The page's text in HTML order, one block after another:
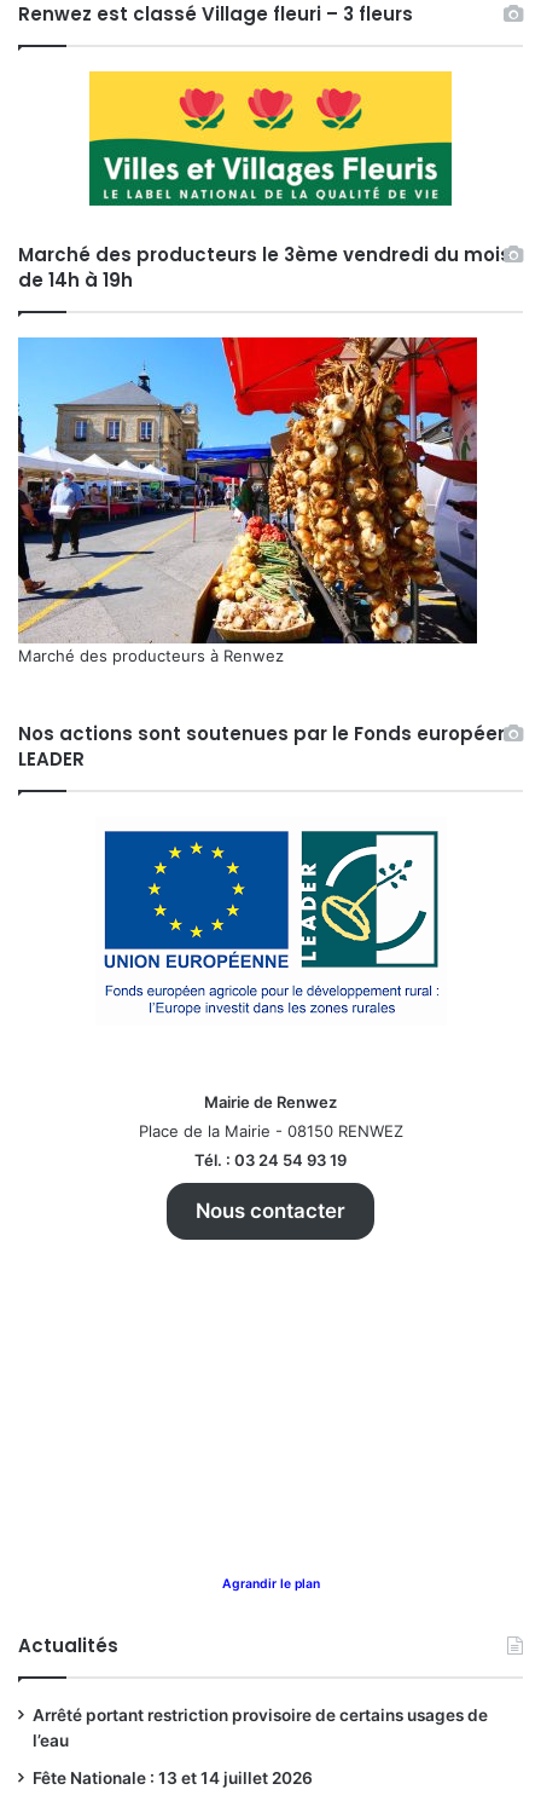
Renwez est classé Village fleuri – 3 fleurs
Marché des producteurs le 3ème vendredi du mois
de 14h à 19h
Marché des producteurs à Renwez
Nos actions sont soutenues par le Fonds européen
LEADER
Mairie de Renwez
Place de la Mairie - 08150 RENWEZ
Tél. : 03 24 54 93 19
Nous contacter
Agrandir le plan
Actualités
Arrêté portant restriction provisoire de certains usages de
l’eau
Fête Nationale : 13 et 14 juillet 2026